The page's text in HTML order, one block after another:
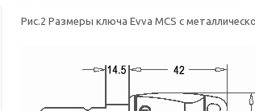
Рис.2 Размеры ключа Evva MCS с